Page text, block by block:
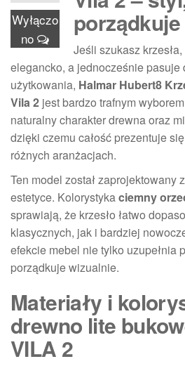
Wyłączo
no
Jeśli szukasz
elegancko, a jednocześnie pasuje
użytkowania, Halmar Hubert8
Vila 2 jest bardzo trafnym
naturalny charakter drewna oraz
dzięki czemu całość prezentuje
różnych aranżacjach.
Ten model został zaprojektowany
estetyce. Kolorystykaciemny
sprawiają, że krzesło łatwo
klasycznych, jak i bardziej
efekcie mebel nie tylko uzupełnia
porządkuje wizualnie.
Materiały i
drewno lite
VILA 2